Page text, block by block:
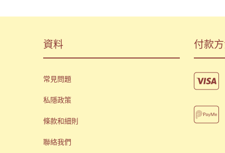
資料
常見問題
私隱政策
條款和細則
聯絡我們
付款